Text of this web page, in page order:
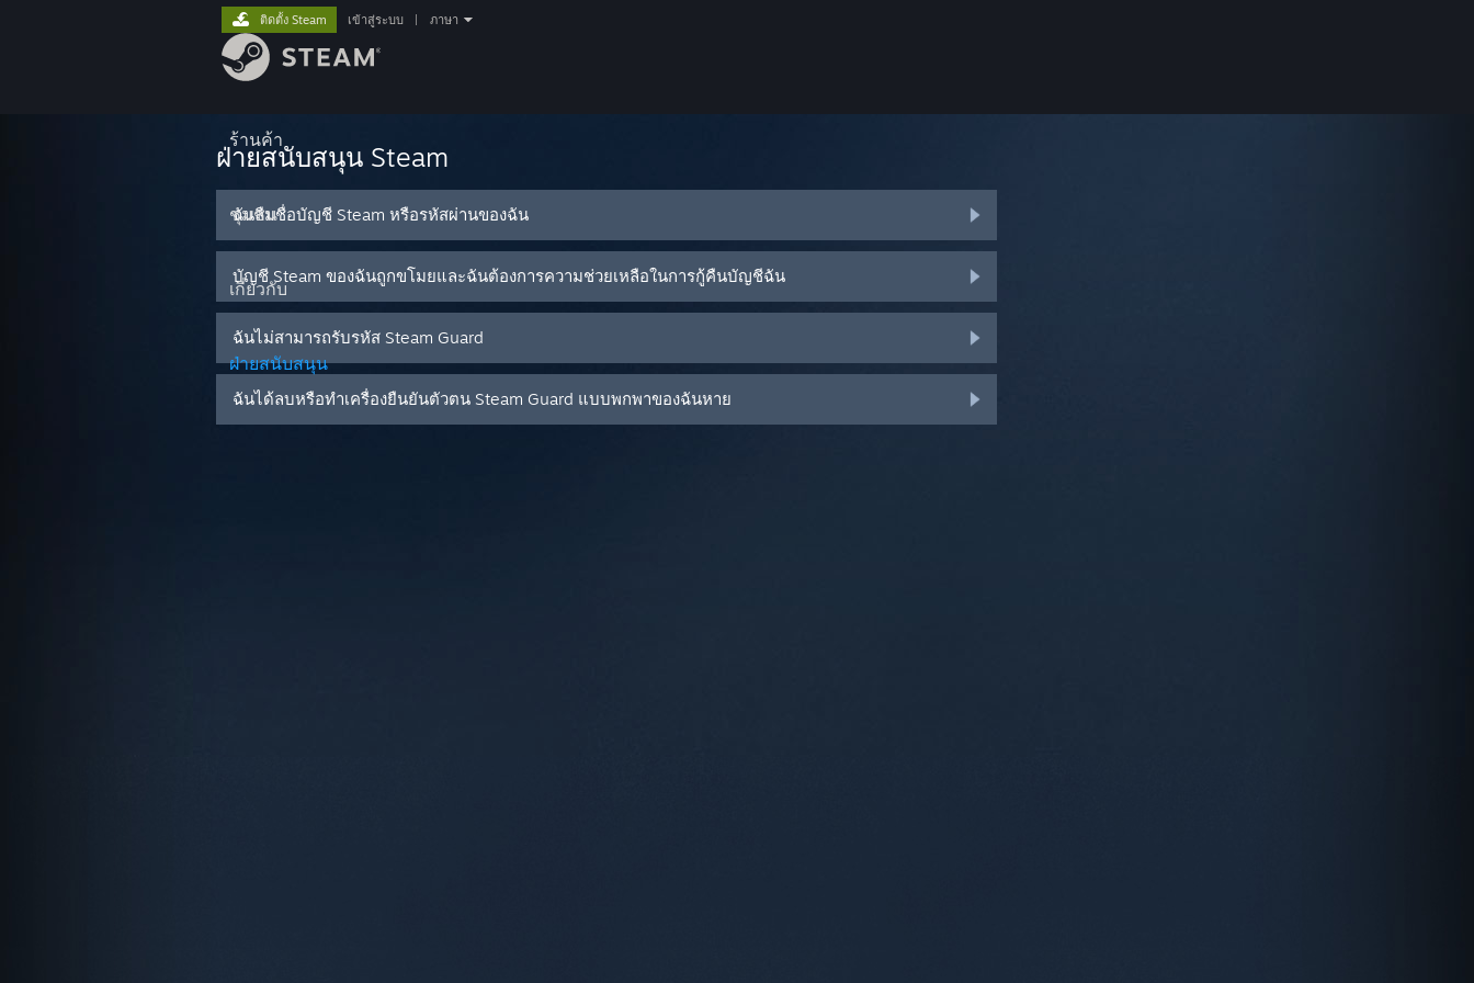
ร้านค้า
ชุมชน
เกี่ยวกับ
ฝ่ายสนับสนุน
ติดตั้ง Steam เข้าสู่ระบบ ภาษา
ฝ่ายสนับสนุน Steam
ฉันลืมชื่อบัญชี Steam หรือรหัสผ่านของฉัน
บัญชี Steam ของฉันถูกขโมยและฉันต้องการความช่วยเหลือในการกู้คืนบัญชีฉัน
ฉันไม่สามารถรับรหัส Steam Guard
ฉันได้ลบหรือทำเครื่องยืนยันตัวตน Steam Guard แบบพกพาของฉันหาย